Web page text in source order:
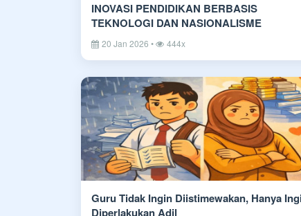
INOVASI PENDIDIKAN BERBASIS
TEKNOLOGI DAN NASIONALISME
20 Jan 2026 • 444x
Guru Tidak Ingin Diistimewakan, Hanya
Diperlakukan Adil